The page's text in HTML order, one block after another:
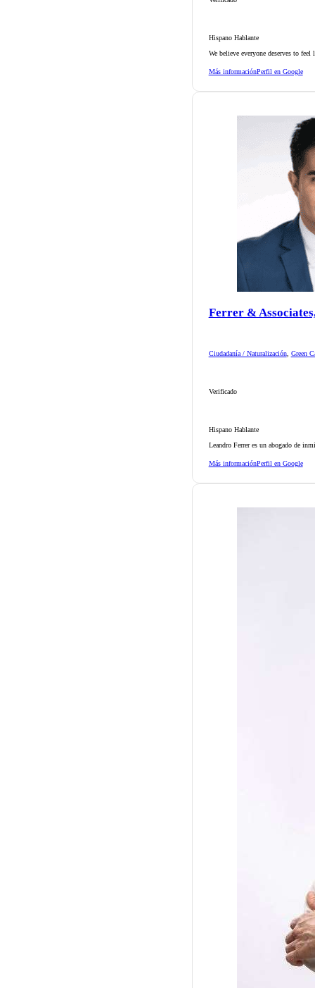
Hispano Hablante
We believe everyone deserves to
Más informaciónPerfil en Google
Ferrer &
Ciudadanía / Naturalización, Green
Verificado
Hispano Hablante
Leandro Ferrer es un abogado de
Más informaciónPerfil en Google